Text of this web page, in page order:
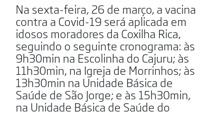
Na sexta-feira, 26 de março, a vacina
contra a Covid-19 será aplicada em
idosos moradores da Coxilha Rica,
seguindo o seguinte cronograma: às
9h30min na Escolinha do Cajuru; às
11h30min, na Igreja de Morrinhos; às
13h30min na Unidade Básica de
Saúde de São Jorge; e às 15h30min,
na Unidade Básica de Saúde do